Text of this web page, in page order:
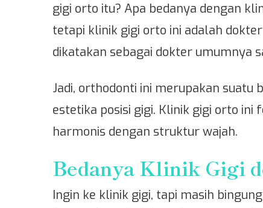
gigi orto itu? Apa bedanya dengan
tetapi klinik gigi orto ini adalah
dikatakan sebagai dokter umumnya
Jadi, orthodonti ini merupakan suatu
estetika posisi gigi. Klinik gigi orto ini
harmonis dengan struktur wajah.
Bedanya Klinik Gigi
Ingin ke klinik gigi, tapi masih